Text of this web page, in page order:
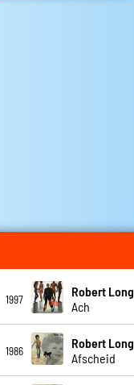
1997
Robert Long
Ach
1986
Robert Long
Afscheid